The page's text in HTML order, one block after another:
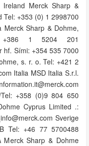
Ireland Merck Sharp &
Tel: +353 (0) 1 2998700
Merck Sharp & Dohme,
+386 1 5204 201
hf. Sími: +354 535 7000
s. r. o. Tel: +421 2
Italia MSD Italia S.r.l.
+358 (0)9 804 650
Cyprus Limited .:
Sverige
Tel: +46 77 5700488
Merck Sharp & Dohme